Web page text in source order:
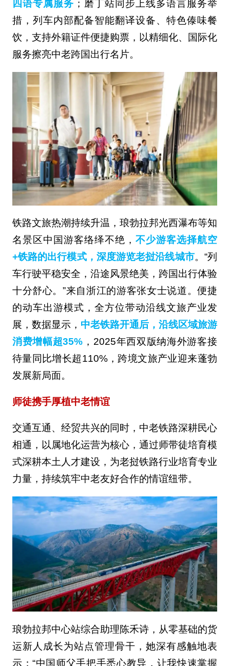
四语专属服务 ；磨丁站同步上线多语言服务举
措，列车内部配备智能翻译设备、特色傣味餐
饮，支持外籍证件便捷购票，以精细化、国际化
服务擦亮中老跨国出行名片。
铁路文旅热潮持续升温，琅勃拉邦光西瀑布等知
名景区中国游客络绎不绝， 不少游客选择航空
+铁路的出行模式，深度游览老挝沿线城市。“列
车行驶平稳安全，沿途风景绝美，跨国出行体验
十分舒心。”来自浙江的游客张女士说道。便捷
的动车出游模式，全方位带动沿线文旅产业发
展，数据显示， 中老铁路开通后，沿线区域旅游
消费增幅超35% ，2025年西双版纳海外游客接
待量同比增长超110%，跨境文旅产业迎来蓬勃
发展新局面。
师徒携手厚植中老情谊
交通互通、经贸共兴的同时，中老铁路深耕民心
相通，以属地化运营为核心，通过师带徒培育模
式深耕本土人才建设，为老挝铁路行业培育专业
力量，持续筑牢中老友好合作的情谊纽带。
琅勃拉邦中心站综合助理陈禾诗，从零基础的货
运新人成长为站点管理骨干，她深有感触地表
示：“中国师父手把手悉心教导，让我快速掌握